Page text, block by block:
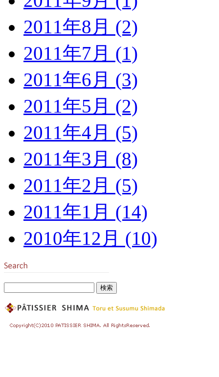
2011年8月 (2)
2011年7月 (1)
2011年6月 (3)
2011年5月 (2)
2011年4月 (5)
2011年3月 (8)
2011年2月 (5)
2011年1月 (14)
2010年12月 (10)